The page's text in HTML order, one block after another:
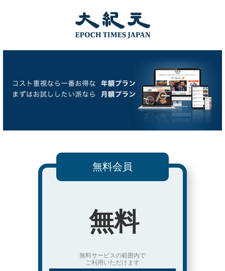
無料会員
無料
無料サービスの範囲内で
ご利用いただけます